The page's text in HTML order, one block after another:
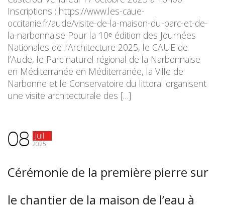
Inscriptions : https://www.les-caue-
occitanie.fr/aude/visite-de-la-maison-du-parc-et-de-
la-narbonnaise Pour la 10ᵉ édition des Journées
Nationales de l’Architecture 2025, le CAUE de
l’Aude, le Parc naturel régional de la Narbonnaise
en Méditerranée en Méditerranée, la Ville de
Narbonne et le Conservatoire du littoral organisent
une visite architecturale des […]
08 Juil
2025
Cérémonie de la première pierre sur
le chantier de la maison de l’eau à